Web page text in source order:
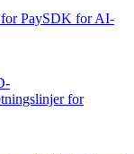
PaySDK for AI-
for